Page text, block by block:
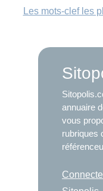
Les mots-clef les
annuaire
vous
rubriques